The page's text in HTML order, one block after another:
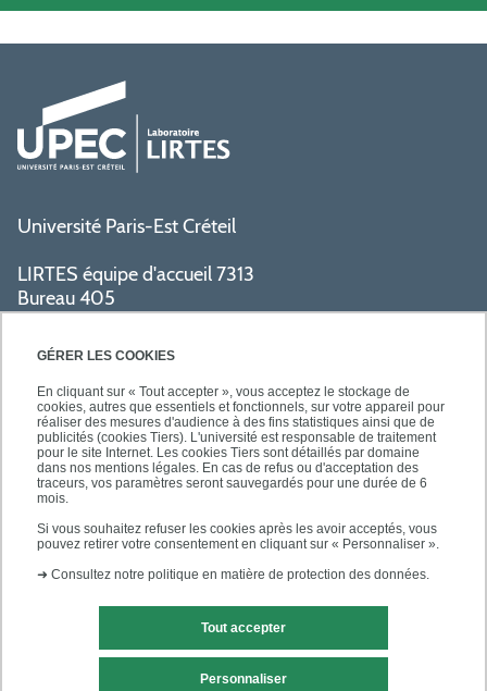
GÉRER LES COOKIES
En cliquant sur « Tout accepter », vous acceptez le stockage de
cookies, autres que essentiels et fonctionnels, sur votre appareil pour
réaliser des mesures d'audience à des fins statistiques ainsi que de
publicités (cookies Tiers). L'université est responsable de traitement
pour le site Internet. Les cookies Tiers sont détaillés par domaine
dans nos mentions légales. En cas de refus ou d'acceptation des
traceurs, vos paramètres seront sauvegardés pour une durée de 6
mois.
Si vous souhaitez refuser les cookies après les avoir acceptés, vous
pouvez retirer votre consentement en cliquant sur « Personnaliser ».
➜ Consultez notre politique en matière de protection des données.
Tout accepter
Personnaliser
Université Paris-Est Créteil
LIRTES équipe d'accueil 7313
Bureau 405
Bâtiment La Pyramide
80 avenue du Général de Gaulle
PRATIQUE
ACCÈS RAPIDES
Contact